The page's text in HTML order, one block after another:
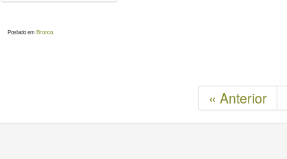
Postado em Bronco
« Anterior